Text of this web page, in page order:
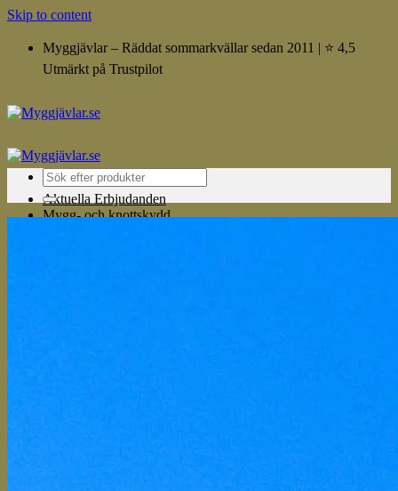
Skip to content
Myggjävlar – Räddat sommarkvällar sedan 2011 | ⭐ 4,5
Utmärkt på Trustpilot
Aktuella Erbjudanden
Mygg- och knottskydd